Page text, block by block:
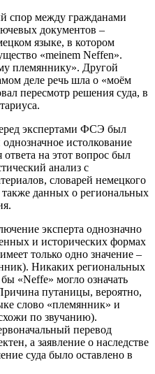
спор между гражданами
документов –
языке, в котором
«meinem Neffen».
племяннику». Другой
деле речь шла о «моём
пересмотр решения суда, в
экспертами ФСЭ был
истолкование
на этот вопрос был
анализ с
словарей немецкого
также данных о региональных
эксперта однозначно
и исторических формах
только одно значение –
Никаких региональных
«Neffe» могло означать
путаницы, вероятно,
слово «племянник» и
по звучанию).
перевод
а заявление о наследстве
суда было оставлено в